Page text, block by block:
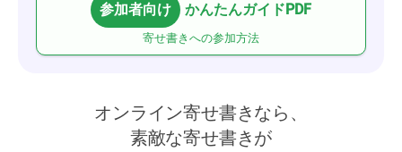
参加者向け かんたんガイドPDF
寄せ書きへの参加方法
オンライン寄せ書きなら、
素敵な寄せ書きが